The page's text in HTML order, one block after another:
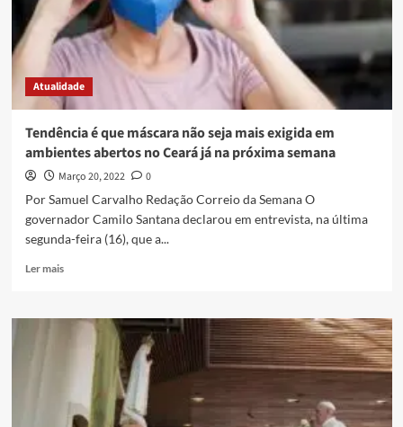
Atualidade
Tendência é que máscara não seja mais exigida em
ambientes abertos no Ceará já na próxima semana
Março 20, 2022
0
Por Samuel Carvalho Redação Correio da Semana O
governador Camilo Santana declarou em entrevista, na última
segunda-feira (16), que a...
Ler mais